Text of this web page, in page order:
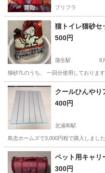
プリフラ
猫トイレ猫砂セ
500円
蒲生駅 8
猫砂7Lのうち、 一回分使用しておりま
埼玉 越谷市 その他
クールひんや
400円
北浦和駅
島忠ホームズで3,000円程で購入しまし
埼玉 さいたま市 北浦和駅
ペット用キャ
300円